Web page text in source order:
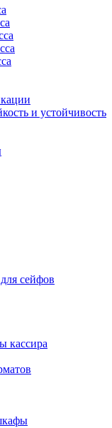
и устойчивость
сейфов
кассира